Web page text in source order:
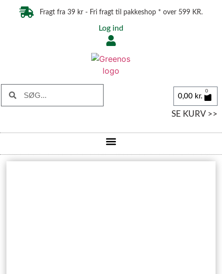
Fragt fra 39 kr - Fri fragt til pakkeshop * over 599 KR.
Log ind
0,00 kr.
0
SE KURV >>